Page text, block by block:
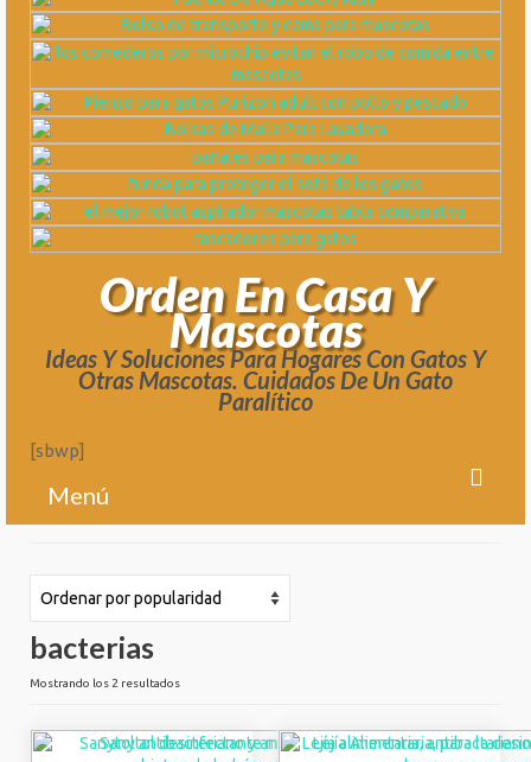
Orden En Casa Y
Mascotas
Ideas Y Soluciones Para Hogares Con Gatos Y
Otras Mascotas. Cuidados De Un Gato
Paralítico
[sbwp]
Menú
Acerca De Orden En Casa Y Mascotas
Sobre Mi
¡Ofertas!
bacterias
Mostrando los 2 resultadosOrdenado